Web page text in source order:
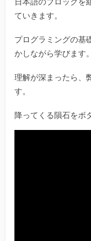
ていきます。
プログラミングの基
かしながら学びます。
理解が深まったら、
す。
降ってくる隕石をボ